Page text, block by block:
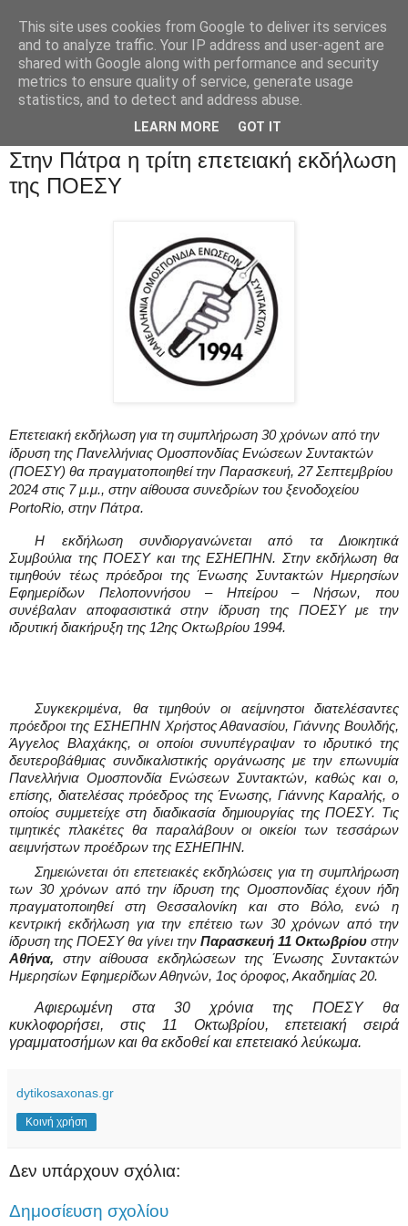
Στην Πάτρα η τρίτη επετειακή εκδήλωση
της ΠΟΕΣΥ
Επετειακή εκδήλωση για τη συμπλήρωση 30 χρόνων από την
ίδρυση της Πανελλήνιας Ομοσπονδίας Ενώσεων Συντακτών
(ΠΟΕΣΥ) θα πραγματοποιηθεί την Παρασκευή, 27 Σεπτεμβρίου
2024 στις 7 μ.μ., στην αίθουσα συνεδρίων του ξενοδοχείου
PortoRio, στην Πάτρα.
Η εκδήλωση συνδιοργανώνεται από τα Διοικητικά
Συμβούλια της ΠΟΕΣΥ και της ΕΣΗEΠΗΝ. Στην εκδήλωση θα
τιμηθούν τέως πρόεδροι της Ένωσης Συντακτών Ημερησίων
Εφημερίδων Πελοποννήσου – Ηπείρου – Νήσων, που
συνέβαλαν αποφασιστικά στην ίδρυση της ΠΟΕΣΥ με την
ιδρυτική διακήρυξη της 12ης Οκτωβρίου 1994.
Συγκεκριμένα, θα τιμηθούν οι αείμνηστοι διατελέσαντες
πρόεδροι της ΕΣΗΕΠΗΝ Χρήστος Αθανασίου, Γιάννης Βουλδής,
Άγγελος Βλαχάκης, οι οποίοι συνυπέγραψαν το ιδρυτικό της
δευτεροβάθμιας συνδικαλιστικής οργάνωσης με την επωνυμία
Πανελλήνια Ομοσπονδία Ενώσεων Συντακτών, καθώς και ο,
επίσης, διατελέσας πρόεδρος της Ένωσης, Γιάννης Καραλής, ο
οποίος συμμετείχε στη διαδικασία δημιουργίας της ΠΟΕΣΥ. Τις
τιμητικές πλακέτες θα παραλάβουν οι οικείοι των τεσσάρων
αειμνήστων προέδρων της ΕΣΗΕΠΗΝ.
Σημειώνεται ότι επετειακές εκδηλώσεις για τη συμπλήρωση
των 30 χρόνων από την ίδρυση της Ομοσπονδίας έχουν ήδη
πραγματοποιηθεί στη Θεσσαλονίκη και στο Βόλο, ενώ η
κεντρική εκδήλωση για την επέτειο των 30 χρόνων από την
ίδρυση της ΠΟΕΣΥ θα γίνει την Παρασκευή 11 Οκτωβρίου στην
Αθήνα, στην αίθουσα εκδηλώσεων της Ένωσης Συντακτών
Ημερησίων Εφημερίδων Αθηνών, 1ος όροφος, Ακαδημίας 20.
Αφιερωμένη στα 30 χρόνια της ΠΟΕΣΥ θα
κυκλοφορήσει, στις 11 Οκτωβρίου, επετειακή σειρά
γραμματοσήμων και θα εκδοθεί και επετειακό λεύκωμα.
dytikosaxonas.gr
Κοινή χρήση
Δεν υπάρχουν σχόλια:
Δημοσίευση σχολίου
This site uses cookies from Google to deliver its services
and to analyze traffic. Your IP address and user-agent are
shared with Google along with performance and security
metrics to ensure quality of service, generate usage
statistics, and to detect and address abuse.
LEARN MORE GOT IT